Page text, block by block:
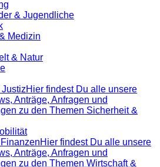
& Jugendliche
Medizin
& Natur
Hier findest Du alle unsere
Anträge, Anfragen und
zu den Themen Sicherheit &
Hier findest Du alle unsere
Anträge, Anfragen und
zu den Themen Wirtschaft &